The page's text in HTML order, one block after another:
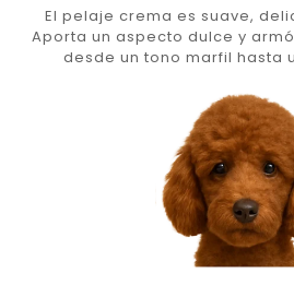
El pelaje crema es suave,
Aporta un aspecto dulce y
desde un tono marfil hasta